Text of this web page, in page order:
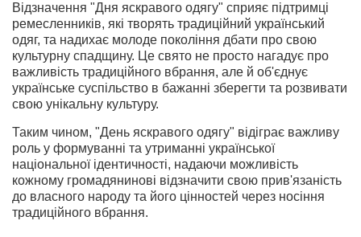
Відзначення "Дня яскравого одягу" сприяє підтримці
ремесленників, які творять традиційний український
одяг, та надихає молоде покоління дбати про свою
культурну спадщину. Це свято не просто нагадує про
важливість традиційного вбрання, але й об'єднує
українське суспільство в бажанні зберегти та розвивати
свою унікальну культуру.
Таким чином, "День яскравого одягу" відіграє важливу
роль у формуванні та утриманні української
національної ідентичності, надаючи можливість
кожному громадянинові відзначити свою прив'язаність
до власного народу та його цінностей через носіння
традиційного вбрання.